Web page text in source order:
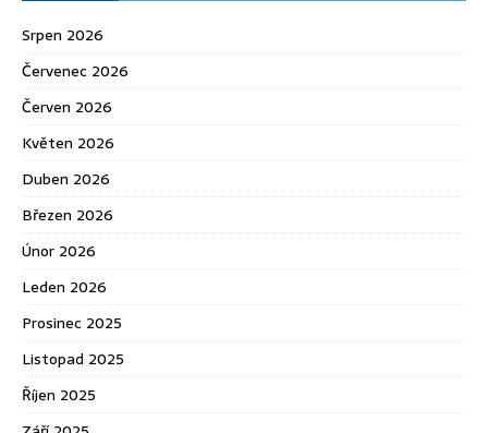
Srpen 2026
Červenec 2026
Červen 2026
Květen 2026
Duben 2026
Březen 2026
Únor 2026
Leden 2026
Prosinec 2025
Listopad 2025
Říjen 2025